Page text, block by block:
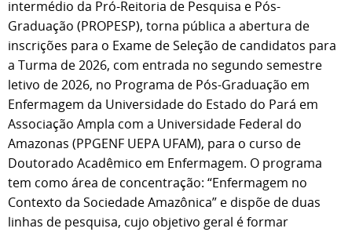
intermédio da Pró-Reitoria de Pesquisa e Pós-
Graduação (PROPESP), torna pública a abertura de
inscrições para o Exame de Seleção de candidatos para
a Turma de 2026, com entrada no segundo semestre
letivo de 2026, no Programa de Pós-Graduação em
Enfermagem da Universidade do Estado do Pará em
Associação Ampla com a Universidade Federal do
Amazonas (PPGENF UEPA UFAM), para o curso de
Doutorado Acadêmico em Enfermagem. O programa
tem como área de concentração: “Enfermagem no
Contexto da Sociedade Amazônica” e dispõe de duas
linhas de pesquisa, cujo objetivo geral é formar